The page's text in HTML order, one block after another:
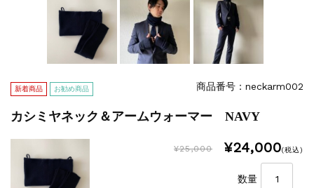
新着商品 お勧め商品 商品番号：neckarm002
カシミヤネック＆アームウォーマー NAVY
¥25,000 ¥24,000(税込)
数量